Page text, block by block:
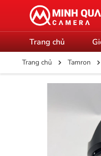
Trang chủ
Trang chủ Tamron